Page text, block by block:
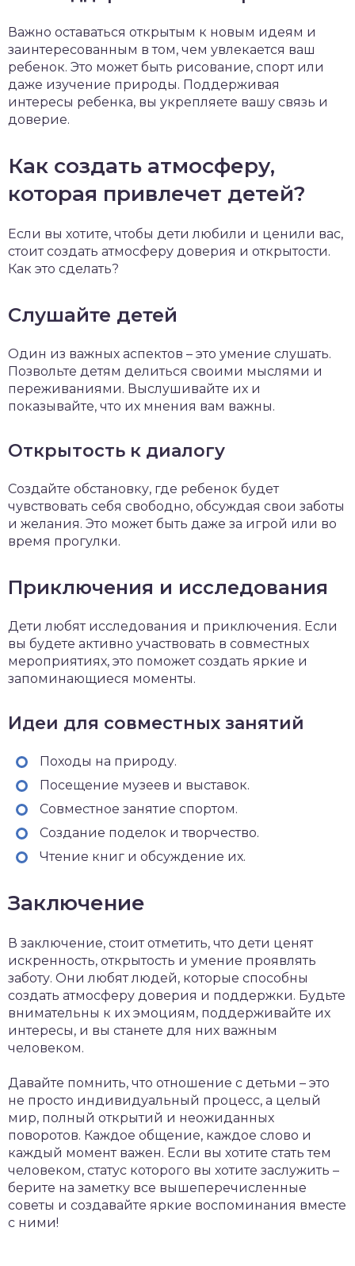
Важно оставаться открытым к новым идеям и
заинтересованным в том, чем увлекается ваш
ребенок. Это может быть рисование, спорт или
даже изучение природы. Поддерживая
интересы ребенка, вы укрепляете вашу связь и
доверие.
Как создать атмосферу,
которая привлечет детей?
Если вы хотите, чтобы дети любили и ценили вас,
стоит создать атмосферу доверия и открытости.
Как это сделать?
Слушайте детей
Один из важных аспектов – это умение слушать.
Позвольте детям делиться своими мыслями и
переживаниями. Выслушивайте их и
показывайте, что их мнения вам важны.
Открытость к диалогу
Создайте обстановку, где ребенок будет
чувствовать себя свободно, обсуждая свои заботы
и желания. Это может быть даже за игрой или во
время прогулки.
Приключения и исследования
Дети любят исследования и приключения. Если
вы будете активно участвовать в совместных
мероприятиях, это поможет создать яркие и
запоминающиеся моменты.
Идеи для совместных занятий
Походы на природу.
Посещение музеев и выставок.
Совместное занятие спортом.
Создание поделок и творчество.
Чтение книг и обсуждение их.
Заключение
В заключение, стоит отметить, что дети ценят
искренность, открытость и умение проявлять
заботу. Они любят людей, которые способны
создать атмосферу доверия и поддержки. Будьте
внимательны к их эмоциям, поддерживайте их
интересы, и вы станете для них важным
человеком.
Давайте помнить, что отношение с детьми – это
не просто индивидуальный процесс, а целый
мир, полный открытий и неожиданных
поворотов. Каждое общение, каждое слово и
каждый момент важен. Если вы хотите стать тем
человеком, статус которого вы хотите заслужить –
берите на заметку все вышеперечисленные
советы и создавайте яркие воспоминания вместе
с ними!